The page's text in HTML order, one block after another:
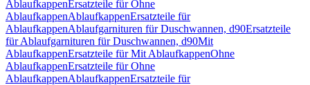
AblaufkappenErsatzteile für Ohne
AblaufkappenAblaufkappenErsatzteile für
AblaufkappenAblaufgarnituren für Duschwannen, d90Ersatzteile
für Ablaufgarnituren für Duschwannen, d90Mit
AblaufkappenErsatzteile für Mit AblaufkappenOhne
AblaufkappenErsatzteile für Ohne
AblaufkappenAblaufkappenErsatzteile für